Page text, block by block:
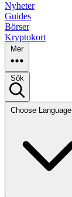
Nyheter
Guides
Börser
Kryptokort
Mer
Sök
Choose Language